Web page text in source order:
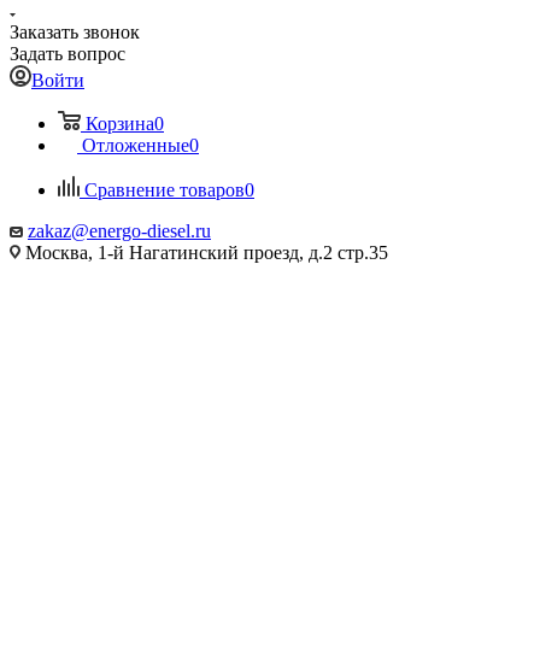
Заказать звонок
Задать вопрос
Войти
Корзина0
Отложенные0
Сравнение товаров0
zakaz@energo-diesel.ru
Москва, 1-й Нагатинский проезд, д.2 стр.35